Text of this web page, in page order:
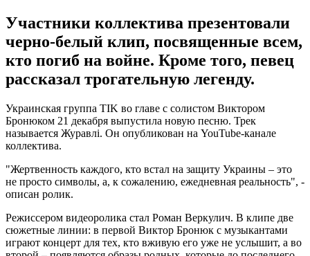
Участники коллектива презентовали
черно-белый клип, посвященные всем,
кто погиб на войне. Кроме того, певец
рассказал трогательную легенду.
Украинская группа TIK во главе с солистом Виктором
Бронюком 21 декабря выпустила новую песню. Трек
называется Журавлі. Он опубликован на YouTube-канале
коллектива.
"Жертвенность каждого, кто встал на защиту Украины – это
не просто символы, а, к сожалению, ежедневная реальность", -
описан ролик.
Режиссером видеоролика стал Роман Веркулич. В клипе две
сюжетные линии: в первой Виктор Бронюк с музыкантами
играют концерт для тех, кто вживую его уже не услышит, а во